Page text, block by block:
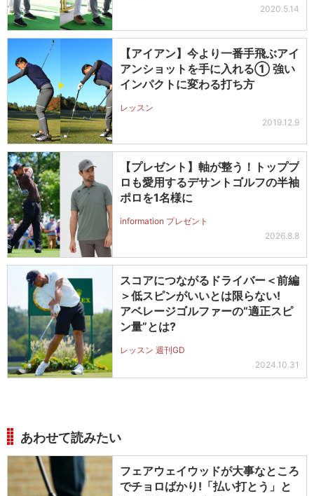
2020.5.14
【アイアン】今より一番手飛ぶアイ
アンショットを手に入れる① 強い
インパクトに変わる打ち方
レッスン
2019.12.9
【プレゼント】軸が整う！トッププ
ロも愛用するデサントゴルフの半袖
ポロを1名様に
information プレゼント
2026.8.8
スコアにつながるドライバー＜前編
＞低スピンがいいとは限らない!
アベレージゴルファーの“適正スピ
ン量”とは?
レッスン 週刊GD
2024.10.31
あわせて読みたい
フェアウェイウッドが大事なところ
でチョロばかり!「払い打とう」と